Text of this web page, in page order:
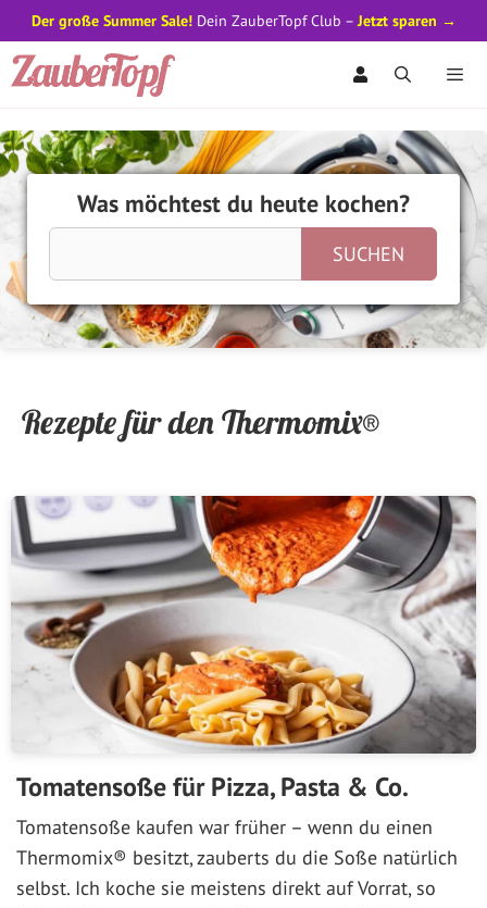
Zum
Inhalt
Was möchtest du heute kochen?
Rezepte für den Thermomix®
Tomatensoße für Pizza, Pasta & Co.
Tomatensoße kaufen war früher – wenn du einen
Thermomix® besitzt, zauberts du die Soße natürlich
selbst. Ich koche sie meistens direkt auf Vorrat, so
Der große Summer Sale!Dein ZauberTopf Club –Jetzt sparen →